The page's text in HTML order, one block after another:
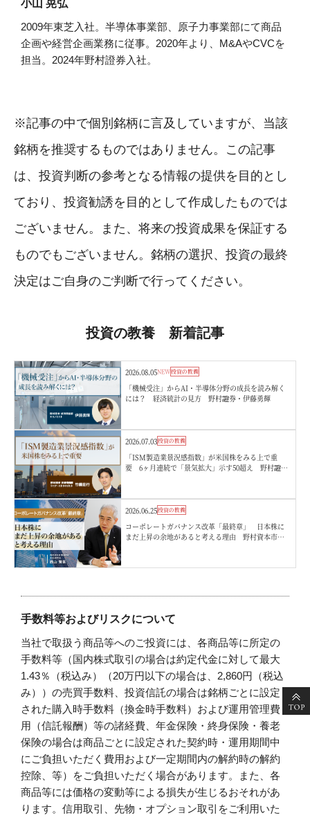
小山 晃弘
2009年東芝入社。半導体事業部、原子力事業部にて商品
企画や経営企画業務に従事。2020年より、M&AやCVCを
担当。2024年野村證券入社。
※記事の中で個別銘柄に言及していますが、当該
銘柄を推奨するものではありません。この記事
は、投資判断の参考となる情報の提供を目的とし
ており、投資勧誘を目的として作成したものでは
ございません。また、将来の投資成果を保証する
ものでもございません。銘柄の選択、投資の最終
決定はご自身のご判断で行ってください。
投資の教養 新着記事
2026.08.05NEW投資の教養
「機械受注」からAI・半導体分野の成長を読み解く
には？ 経済統計の見方 野村證券・伊藤勇輝
2026.07.03投資の教養
「ISM製造業景況感指数」が米国株をみる上で重
要 6ヶ月連続で「景気拡大」示す50超え 野村證
2026.06.25投資の教養
コーポレートガバナンス改革「最終章」 日本株に
まだ上昇の余地があると考える理由 野村資本市場
手数料等およびリスクについて
当社で取扱う商品等へのご投資には、各商品等に所定の
手数料等（国内株式取引の場合は約定代金に対して最大
1.43％（税込み）（20万円以下の場合は、2,860円（税込
み））の売買手数料、投資信託の場合は銘柄ごとに設定
された購入時手数料（換金時手数料）および運用管理費
用（信託報酬）等の諸経費、年金保険・終身保険・養老
保険の場合は商品ごとに設定された契約時・運用期間中
にご負担いただく費用および一定期間内の解約時の解約
控除、等）をご負担いただく場合があります。また、各
商品等には価格の変動等による損失が生じるおそれがあ
ります。信用取引、先物・オプション取引をご利用いた